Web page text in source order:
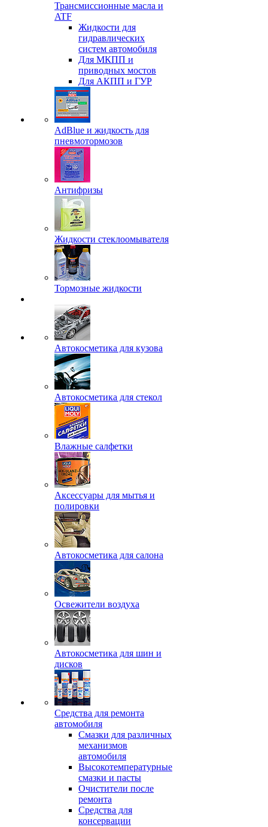
Трансмиссионные масла и
ATF
Жидкости для
гидравлических
систем автомобиля
Для МКПП и
приводных мостов
Для АКПП и ГУР
AdBlue и жидкость для
пневмотормозов
Антифризы
Жидкости стеклоомывателя
Тормозные жидкости
Автокосметика для кузова
Автокосметика для стекол
Влажные салфетки
Аксессуары для мытья и
полировки
Автокосметика для салона
Освежители воздуха
Автокосметика для шин и
дисков
Средства для ремонта
автомобиля
Смазки для различных
механизмов
автомобиля
Высокотемпературные
смазки и пасты
Очистители после
ремонта
Средства для
консервации